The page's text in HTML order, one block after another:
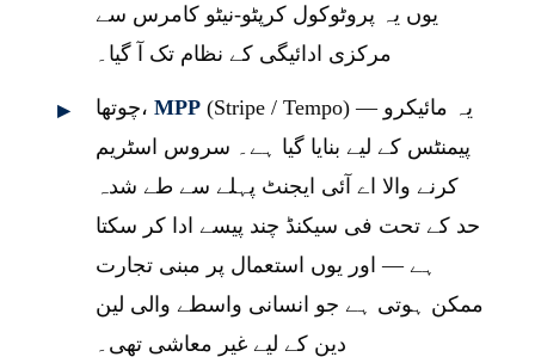
یوں یہ پروٹوکول کرپٹو-نیٹو کامرس سے
مرکزی ادائیگی کے نظام تک آ گیا۔
چوتھا، MPP (Stripe / Tempo) — یہ مائیکرو
پیمنٹس کے لیے بنایا گیا ہے۔ سروس اسٹریم
کرنے والا اے آئی ایجنٹ پہلے سے طے شدہ
حد کے تحت فی سیکنڈ چند پیسے ادا کر سکتا
ہے — اور یوں استعمال پر مبنی تجارت
ممکن ہوتی ہے جو انسانی واسطے والی لین
دین کے لیے غیر معاشی تھی۔